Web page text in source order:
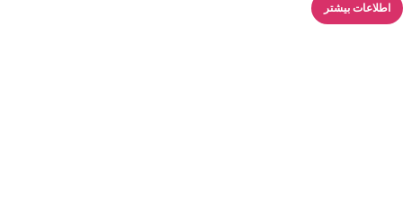
اطلاعات بیشتر